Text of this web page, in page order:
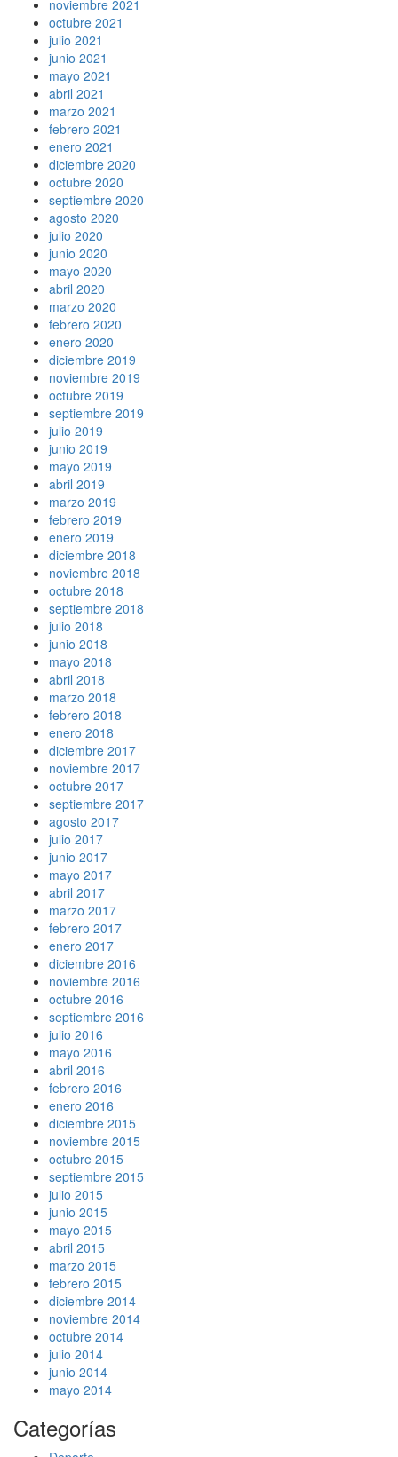
noviembre 2021
octubre 2021
julio 2021
junio 2021
mayo 2021
abril 2021
marzo 2021
febrero 2021
enero 2021
diciembre 2020
octubre 2020
septiembre 2020
agosto 2020
julio 2020
junio 2020
mayo 2020
abril 2020
marzo 2020
febrero 2020
enero 2020
diciembre 2019
noviembre 2019
octubre 2019
septiembre 2019
julio 2019
junio 2019
mayo 2019
abril 2019
marzo 2019
febrero 2019
enero 2019
diciembre 2018
noviembre 2018
octubre 2018
septiembre 2018
julio 2018
junio 2018
mayo 2018
abril 2018
marzo 2018
febrero 2018
enero 2018
diciembre 2017
noviembre 2017
octubre 2017
septiembre 2017
agosto 2017
julio 2017
junio 2017
mayo 2017
abril 2017
marzo 2017
febrero 2017
enero 2017
diciembre 2016
noviembre 2016
octubre 2016
septiembre 2016
julio 2016
mayo 2016
abril 2016
febrero 2016
enero 2016
diciembre 2015
noviembre 2015
octubre 2015
septiembre 2015
julio 2015
junio 2015
mayo 2015
abril 2015
marzo 2015
febrero 2015
diciembre 2014
noviembre 2014
octubre 2014
julio 2014
junio 2014
mayo 2014
Categorías